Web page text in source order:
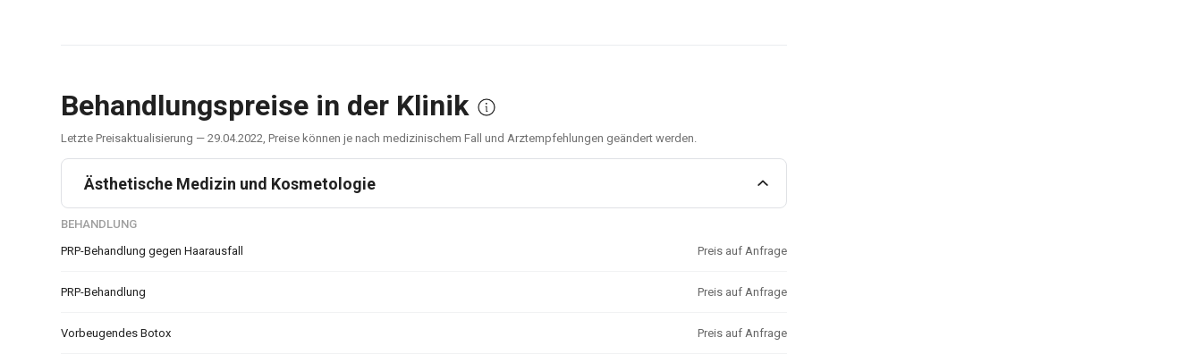
Behandlungspreise in der Klinik
Letzte Preisaktualisierung — 29.04.2022, Preise können je nach medizinischem Fall und Arztempfehlungen geändert werden.
Ästhetische Medizin und Kosmetologie
BEHANDLUNG
PRP-Behandlung gegen Haarausfall
Preis auf Anfrage
PRP-Behandlung Preis auf Anfrage
Vorbeugendes Botox Preis auf Anfrage